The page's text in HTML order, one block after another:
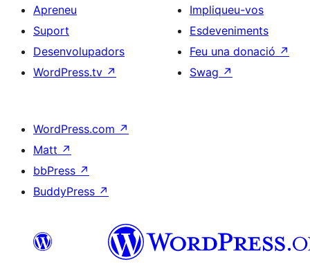
Apreneu
Suport
Desenvolupadors
WordPress.tv ↗
Impliqueu-vos
Esdeveniments
Feu una donació ↗
Swag ↗
WordPress.com ↗
Matt ↗
bbPress ↗
BuddyPress ↗